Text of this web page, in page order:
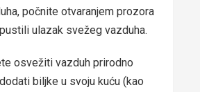
počnite otvaranjem prozora
ulazak svežeg vazduha.
osvežiti vazduh prirodno
biljke u svoju kuću (kao